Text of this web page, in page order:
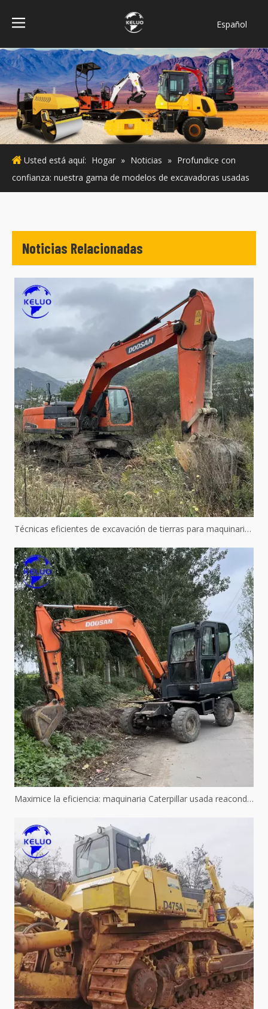
Español
Bahasa
indonesia
Türk dili
ไทย
Italiano
Deutsch
Português
Pусский
Usted está aquí: Hogar » Noticias » Profundice con
confianza: nuestra gama de modelos de excavadoras usadas
Noticias Relacionadas
Técnicas eficientes de excavación de tierras para maquinaria hidráulica
Maximice la eficiencia: maquinaria Caterpillar usada reacondicionada